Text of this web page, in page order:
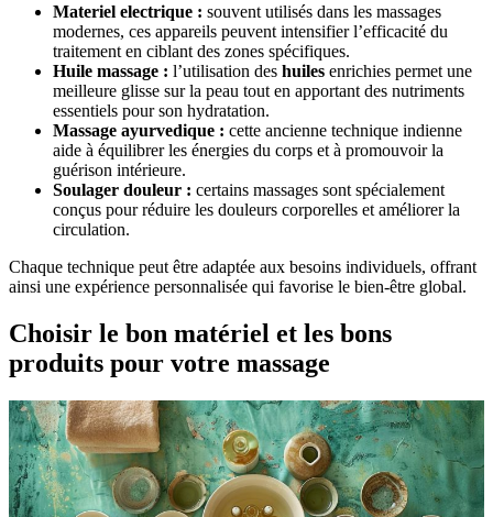
Materiel electrique : souvent utilisés dans les massages
modernes, ces appareils peuvent intensifier l’efficacité du
traitement en ciblant des zones spécifiques.
Huile massage : l’utilisation des huiles enrichies permet une
meilleure glisse sur la peau tout en apportant des nutriments
essentiels pour son hydratation.
Massage ayurvedique : cette ancienne technique indienne
aide à équilibrer les énergies du corps et à promouvoir la
guérison intérieure.
Soulager douleur : certains massages sont spécialement
conçus pour réduire les douleurs corporelles et améliorer la
circulation.
Chaque technique peut être adaptée aux besoins individuels, offrant
ainsi une expérience personnalisée qui favorise le bien-être global.
Choisir le bon matériel et les bons
produits pour votre massage